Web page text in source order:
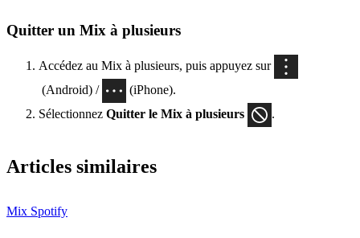
Quitter un Mix à plusieurs
Accédez au Mix à plusieurs, puis appuyez sur
(Android) /
(iPhone).
Sélectionnez Quitter le Mix à plusieurs .
Articles similaires
Mix Spotify